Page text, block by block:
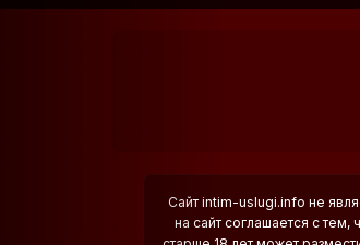
Сайт intim-uslugi.info не
на сайт соглашается с